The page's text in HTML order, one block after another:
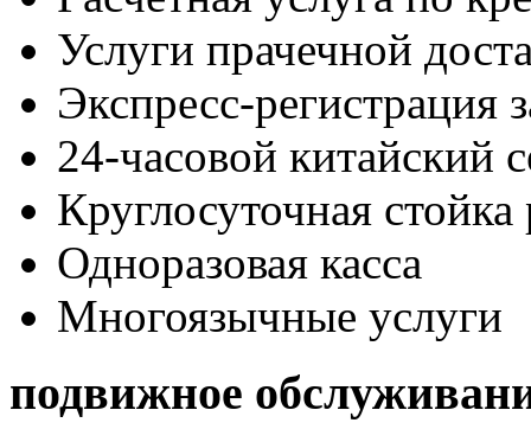
Услуги прачечной
Экспресс-регистрация
24-часовой китайский
Круглосуточная стойка
Одноразовая касса
Многоязычные услуги
подвижное